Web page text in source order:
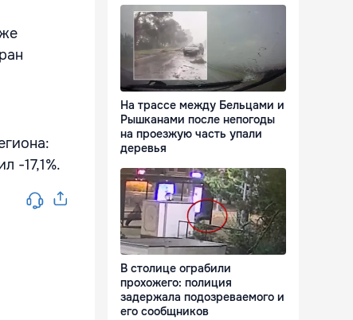
-17,1%.
На трассе между Бельцами и
Рышканами после непогоды
на проезжую часть упали
деревья
В столице ограбили
прохожего: полиция
задержала подозреваемого и
его сообщников